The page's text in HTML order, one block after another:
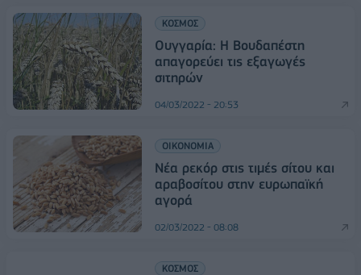
ΚΟΣΜΟΣ
Ουγγαρία: Η Βουδαπέστη
απαγορεύει τις εξαγωγές
σιτηρών
04/03/2022 - 20:53
ΟΙΚΟΝΟΜΙΑ
Νέα ρεκόρ στις τιμές σίτου και
αραβοσίτου στην ευρωπαϊκή
αγορά
02/03/2022 - 08:08
ΚΟΣΜΟΣ